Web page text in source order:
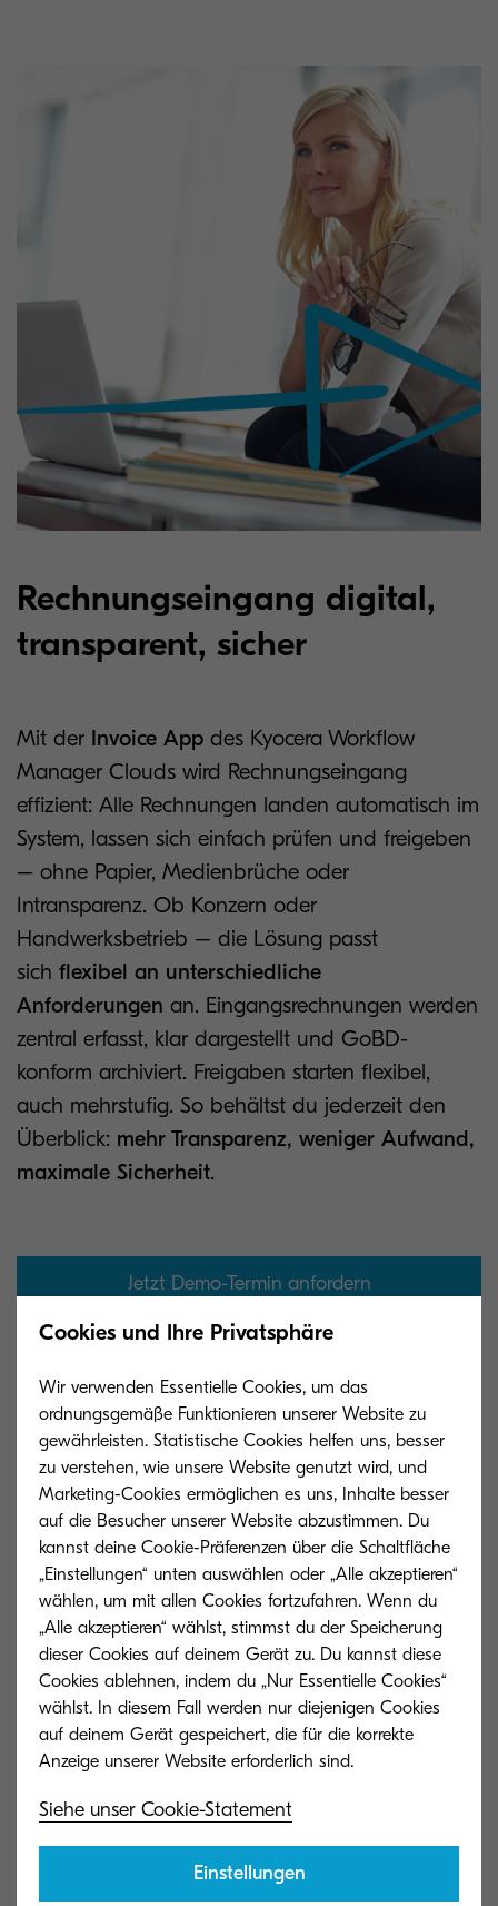
Rechnungseingang digital,
transparent, sicher
Mit der Invoice App des Kyocera Workflow
Manager Clouds wird Rechnungseingang
effizient: Alle Rechnungen landen automatisch im
System, lassen sich einfach prüfen und freigeben
– ohne Papier, Medienbrüche oder
Intransparenz. Ob Konzern oder
Handwerksbetrieb – die Lösung passt
sich flexibel an unterschiedliche
Anforderungen an. Eingangsrechnungen werden
zentral erfasst, klar dargestellt und GoBD-
konform archiviert. Freigaben starten flexibel,
auch mehrstufig. So behältst du jederzeit den
Überblick: mehr Transparenz, weniger Aufwand,
maximale Sicherheit.
Jetzt Demo-Termin anfordern
01 Standortunabhängiger Zugriff
Jederzeit und von überall im Browser auf
Dokumente zugreifen.
02 Mandantenfähigkeit
Clients für verschiedene Abteilungen, Standorte
oder Kunden einfach erstellen und verwalten.
03 DSGVO- & revisionssicher
Datensicherheit und vollständiger
Nachvollziehbarkeit.
Cookies und Ihre Privatsphäre
Wir verwenden Essentielle Cookies, um das
ordnungsgemäße Funktionieren unserer Website zu
gewährleisten. Statistische Cookies helfen uns, besser
zu verstehen, wie unsere Website genutzt wird, und
Marketing-Cookies ermöglichen es uns, Inhalte besser
auf die Besucher unserer Website abzustimmen. Du
kannst deine Cookie-Präferenzen über die Schaltfläche
„Einstellungen“ unten auswählen oder „Alle akzeptieren“
wählen, um mit allen Cookies fortzufahren. Wenn du
„Alle akzeptieren“ wählst, stimmst du der Speicherung
dieser Cookies auf deinem Gerät zu. Du kannst diese
Cookies ablehnen, indem du „Nur Essentielle Cookies“
wählst. In diesem Fall werden nur diejenigen Cookies
auf deinem Gerät gespeichert, die für die korrekte
Siehe unser Cookie-Statement
Einstellungen